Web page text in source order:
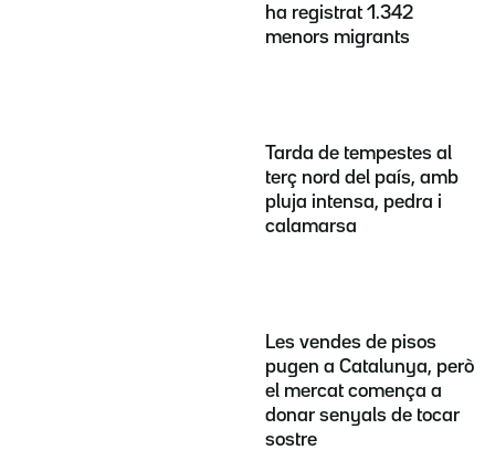
ha registrat 1.342
menors migrants
Tarda de tempestes al
terç nord del país, amb
pluja intensa, pedra i
calamarsa
Les vendes de pisos
pugen a Catalunya, però
el mercat comença a
donar senyals de tocar
sostre